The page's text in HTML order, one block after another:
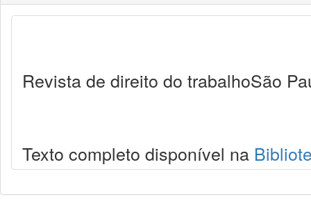
Revista de direito do trabalhoSão
Texto completo disponível na